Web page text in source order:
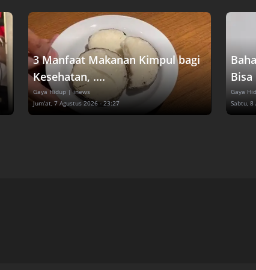
3 Manfaat Makanan Kimpul bagi
Kesehatan, ....
Gaya Hidup | inews
Jum'at, 7 Agustus 2026 - 23:27
Gaya
Sabtu, 8